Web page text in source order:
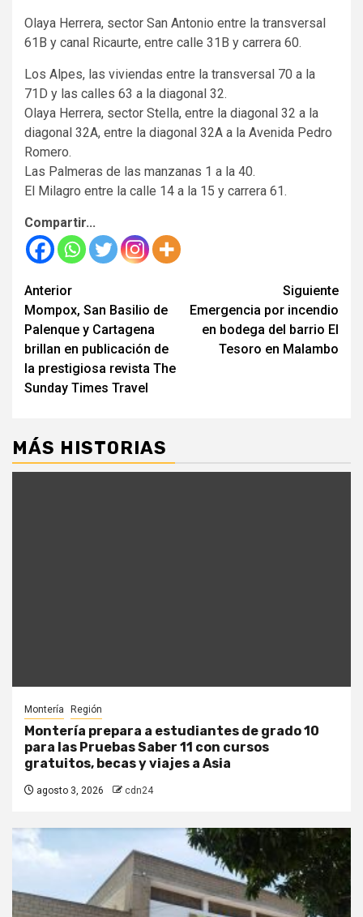
Olaya Herrera, sector San Antonio entre la transversal
61B y canal Ricaurte, entre calle 31B y carrera 60.
Los Alpes, las viviendas entre la transversal 70 a la
71D y las calles 63 a la diagonal 32.
Olaya Herrera, sector Stella, entre la diagonal 32 a la
diagonal 32A, entre la diagonal 32A a la Avenida Pedro
Romero.
Las Palmeras de las manzanas 1 a la 40.
El Milagro entre la calle 14 a la 15 y carrera 61.
Compartir...
Seguir
leyendo
Anterior
Mompox, San Basilio de
Palenque y Cartagena
brillan en publicación de
la prestigiosa revista The
Sunday Times Travel
Siguiente
Emergencia por incendio
en bodega del barrio El
Tesoro en Malambo
MÁS HISTORIAS
Montería Región
Montería prepara a estudiantes de grado 10
para las Pruebas Saber 11 con cursos
gratuitos, becas y viajes a Asia
agosto 3, 2026 cdn24